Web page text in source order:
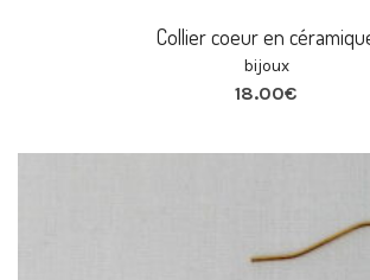
Collier coeur en
bijoux
18.00€